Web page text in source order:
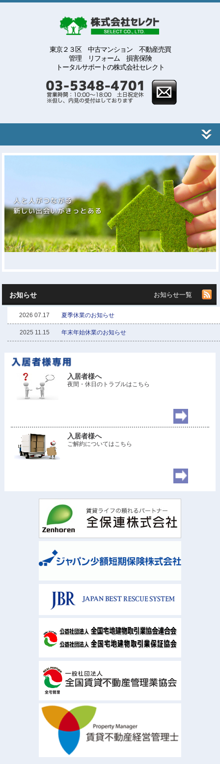
東京２３区 中古マンション 不動産売買
管理 リフォーム 損害保険
トータルサポートの株式会社セレクト
お知らせ お知らせ一覧
2026 07.17 夏季休業のお知らせ
2025 11.15 年末年始休業のお知らせ
入居者様へ
夜間・休日のトラブルはこちら
入居者様へ
ご解約についてはこちら